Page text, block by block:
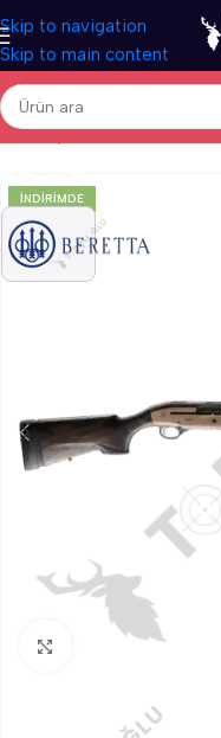
Skip to navigation
Skip to main content
Ana Sayfa/Av Tüfekleri/
İNDIRIMDE
Click to enlarge